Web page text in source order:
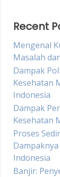
Recent
Mengenal
Masalah
Dampak
Kesehatan
Indonesia
Dampak
Kesehatan
Proses
Indonesia
Banjir: